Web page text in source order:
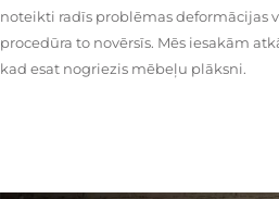
noteikti radīs problēmas deformācijas
procedūra to novērsīs. Mēs iesakām
kad esat nogriezis mēbeļu plāksni.